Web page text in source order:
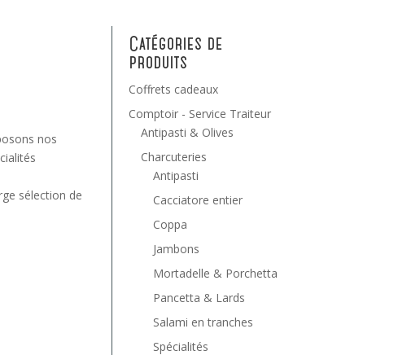
nos
sélection de
Catégories de
produits
Coffrets cadeaux
Comptoir - Service Traiteur
Antipasti & Olives
Charcuteries
Antipasti
Cacciatore entier
Coppa
Jambons
Mortadelle & Porchetta
Pancetta & Lards
Salami en tranches
Spécialités